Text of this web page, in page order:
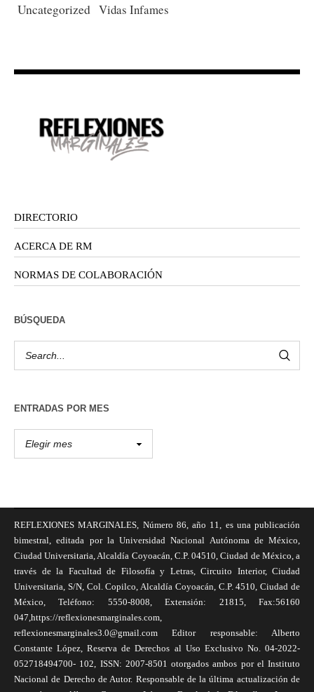
Uncategorized Vidas Infames
DIRECTORIO
ACERCA DE RM
NORMAS DE COLABORACIÓN
BÚSQUEDA
ENTRADAS POR MES
REFLEXIONES MARGINALES, Número 86, año 11, es una publicación
bimestral, editada por la Universidad Nacional Autónoma de México,
Ciudad Universitaria, Alcaldía Coyoacán, C.P. 04510, Ciudad de México, a
través de la Facultad de Filosofía y Letras, Circuito Interior, Ciudad
Universitaria, S/N, Col. Copilco, Alcaldía Coyoacán, C.P. 4510, Ciudad de
México, Teléfono: 5550-8008, Extensión: 21815, Fax:56160
047,https://reflexionesmarginales.com,
reflexionesmarginales3.0@gmail.com Editor responsable: Alberto
Constante López, Reserva de Derechos al Uso Exclusivo No. 04-2022-
052718494700- 102, ISSN: 2007-8501 otorgados ambos por el Instituto
Nacional de Derecho de Autor. Responsable de la última actualización de